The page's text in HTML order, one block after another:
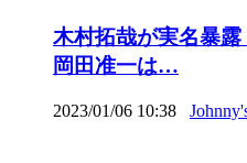
木村拓哉が実名暴露
岡田准一は…
2023/01/06 10:38